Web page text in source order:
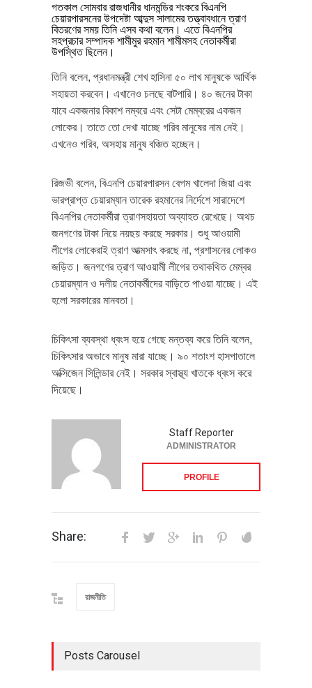
গতকাল সোমবার রাজধানীর ধানমন্ডির শংকরে বিএনপি
চেয়ারপারসনের উপদেষ্টা আব্দুস সালামের তত্ত্বাবধানে ত্রাণ
বিতরণের সময় তিনি এসব কথা বলেন। এতে বিএনপির
সহপ্রচার সম্পাদক শামীমুর রহমান শামীমসহ নেতাকর্মীরা
উপস্থিত ছিলেন।
তিনি বলেন, প্রধানমন্ত্রী শেখ হাসিনা ৫০ লাখ মানুষকে আর্থিক
সহায়তা করবেন। এখানেও চলছে বাটপারি। ৪০ জনের টাকা
যাবে একজনার বিকাশ নম্বরে এবং সেটা মেম্বরের একজন
লোকের। তাতে তো দেখা যাচ্ছে গরিব মানুষের নাম নেই।
এখনেও গরিব, অসহায় মানুষ বঞ্চিত হচ্ছেন।
রিজভী বলেন, বিএনপি চেয়ারপারসন বেগম খালেদা জিয়া এবং
ভারপ্রাপ্ত চেয়ারম্যান তারেক রহমানের নির্দেশে সারাদেশে
বিএনপির নেতাকর্মীরা ত্রাণসহায়তা অব্যাহত রেখেছে। অথচ
জনগণের টাকা নিয়ে নয়ছয় করছে সরকার। শুধু আওয়ামী
লীগের লোকেরাই ত্রাণ আত্মসাৎ করছে না, প্রশাসনের লোকও
জড়িত। জনগণের ত্রাণ আওয়ামী লীগের তথাকথিত মেম্বর
চেয়ারম্যান ও দলীয় নেতাকর্মীদের বাড়িতে পাওয়া যাচ্ছে। এই
হলো সরকারের মানবতা।
চিকিৎসা ব্যবস্থা ধ্বংস হয়ে গেছে মন্তব্য করে তিনি বলেন,
চিকিৎসার অভাবে মানুষ মারা যাচ্ছে। ৯০ শতাংশ হাসপাতালে
অক্সিজেন সিলিন্ডার নেই। সরকার স্বাস্থ্য খাতকে ধ্বংস করে
দিয়েছে।
Staff Reporter
ADMINISTRATOR
PROFILE
Share:
রাজনীতি
Posts Carousel